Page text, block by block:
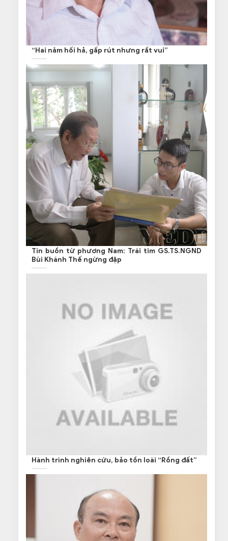
“Hai năm hối hả, gấp rút nhưng rất vui”
Tin buồn từ phương Nam: Trái tim GS.TS.NGND
Bùi Khánh Thế ngừng đập
Hành trình nghiên cứu, bảo tồn loài “Rồng đất”